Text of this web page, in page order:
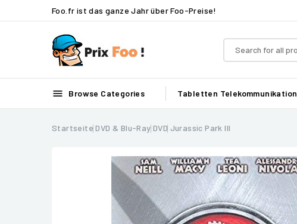
Foo.fr ist das ganze Jahr über Foo-Preise!
 Browse Categories Tabletten Telekommunikation
Startseite DVD & Blu-Ray DVD Jurassic Park III